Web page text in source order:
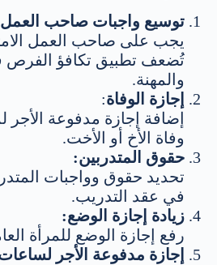
توسيع واجبات صاحب
يجب على صاحب العمل
تُضعف تطبيق تكافؤ الفرص
والمهنة.
إجازة الوفاة:
إضافة إجازة مدفوعة الأجر
وفاة الأخ أو الأخت.
حقوق المتدربين:
تحديد حقوق وواجبات
في عقد التدريب.
زيادة إجازة الوضع:
رفع إجازة الوضع للمرأة العاملة إلى
إجازة مدفوعة الأجر